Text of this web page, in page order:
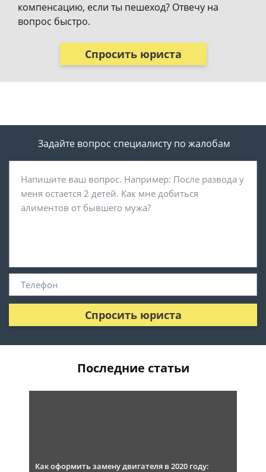
компенсацию, если ты пешеход? Отвечу на
вопрос быстро.
Спросить юриста
Задайте вопрос специалисту по жалобам
Спросить юриста
Последние статьи
Как оформить замену двигателя в 2020 году: